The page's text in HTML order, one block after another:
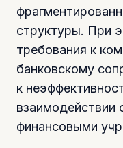
структуры. При
требования к
банковскому
к
взаимодействии
финансовыми